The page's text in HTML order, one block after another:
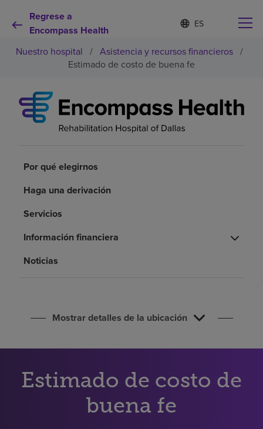
Regrese a
Encompass Health
Lista
de
contraída
d
o
m
e
c
Por qué debe elegirnos
Pacientes y cuidadores
Acerca de nosotros
Nuestro hospital / Asistencia y recursos financieros /
Estimado de costo de buena fe
Por qué elegirnos
Haga una derivación
Servicios
Información financiera
Noticias
Mostrar detalles de la ubicación
Estimado de costo de
buena fe